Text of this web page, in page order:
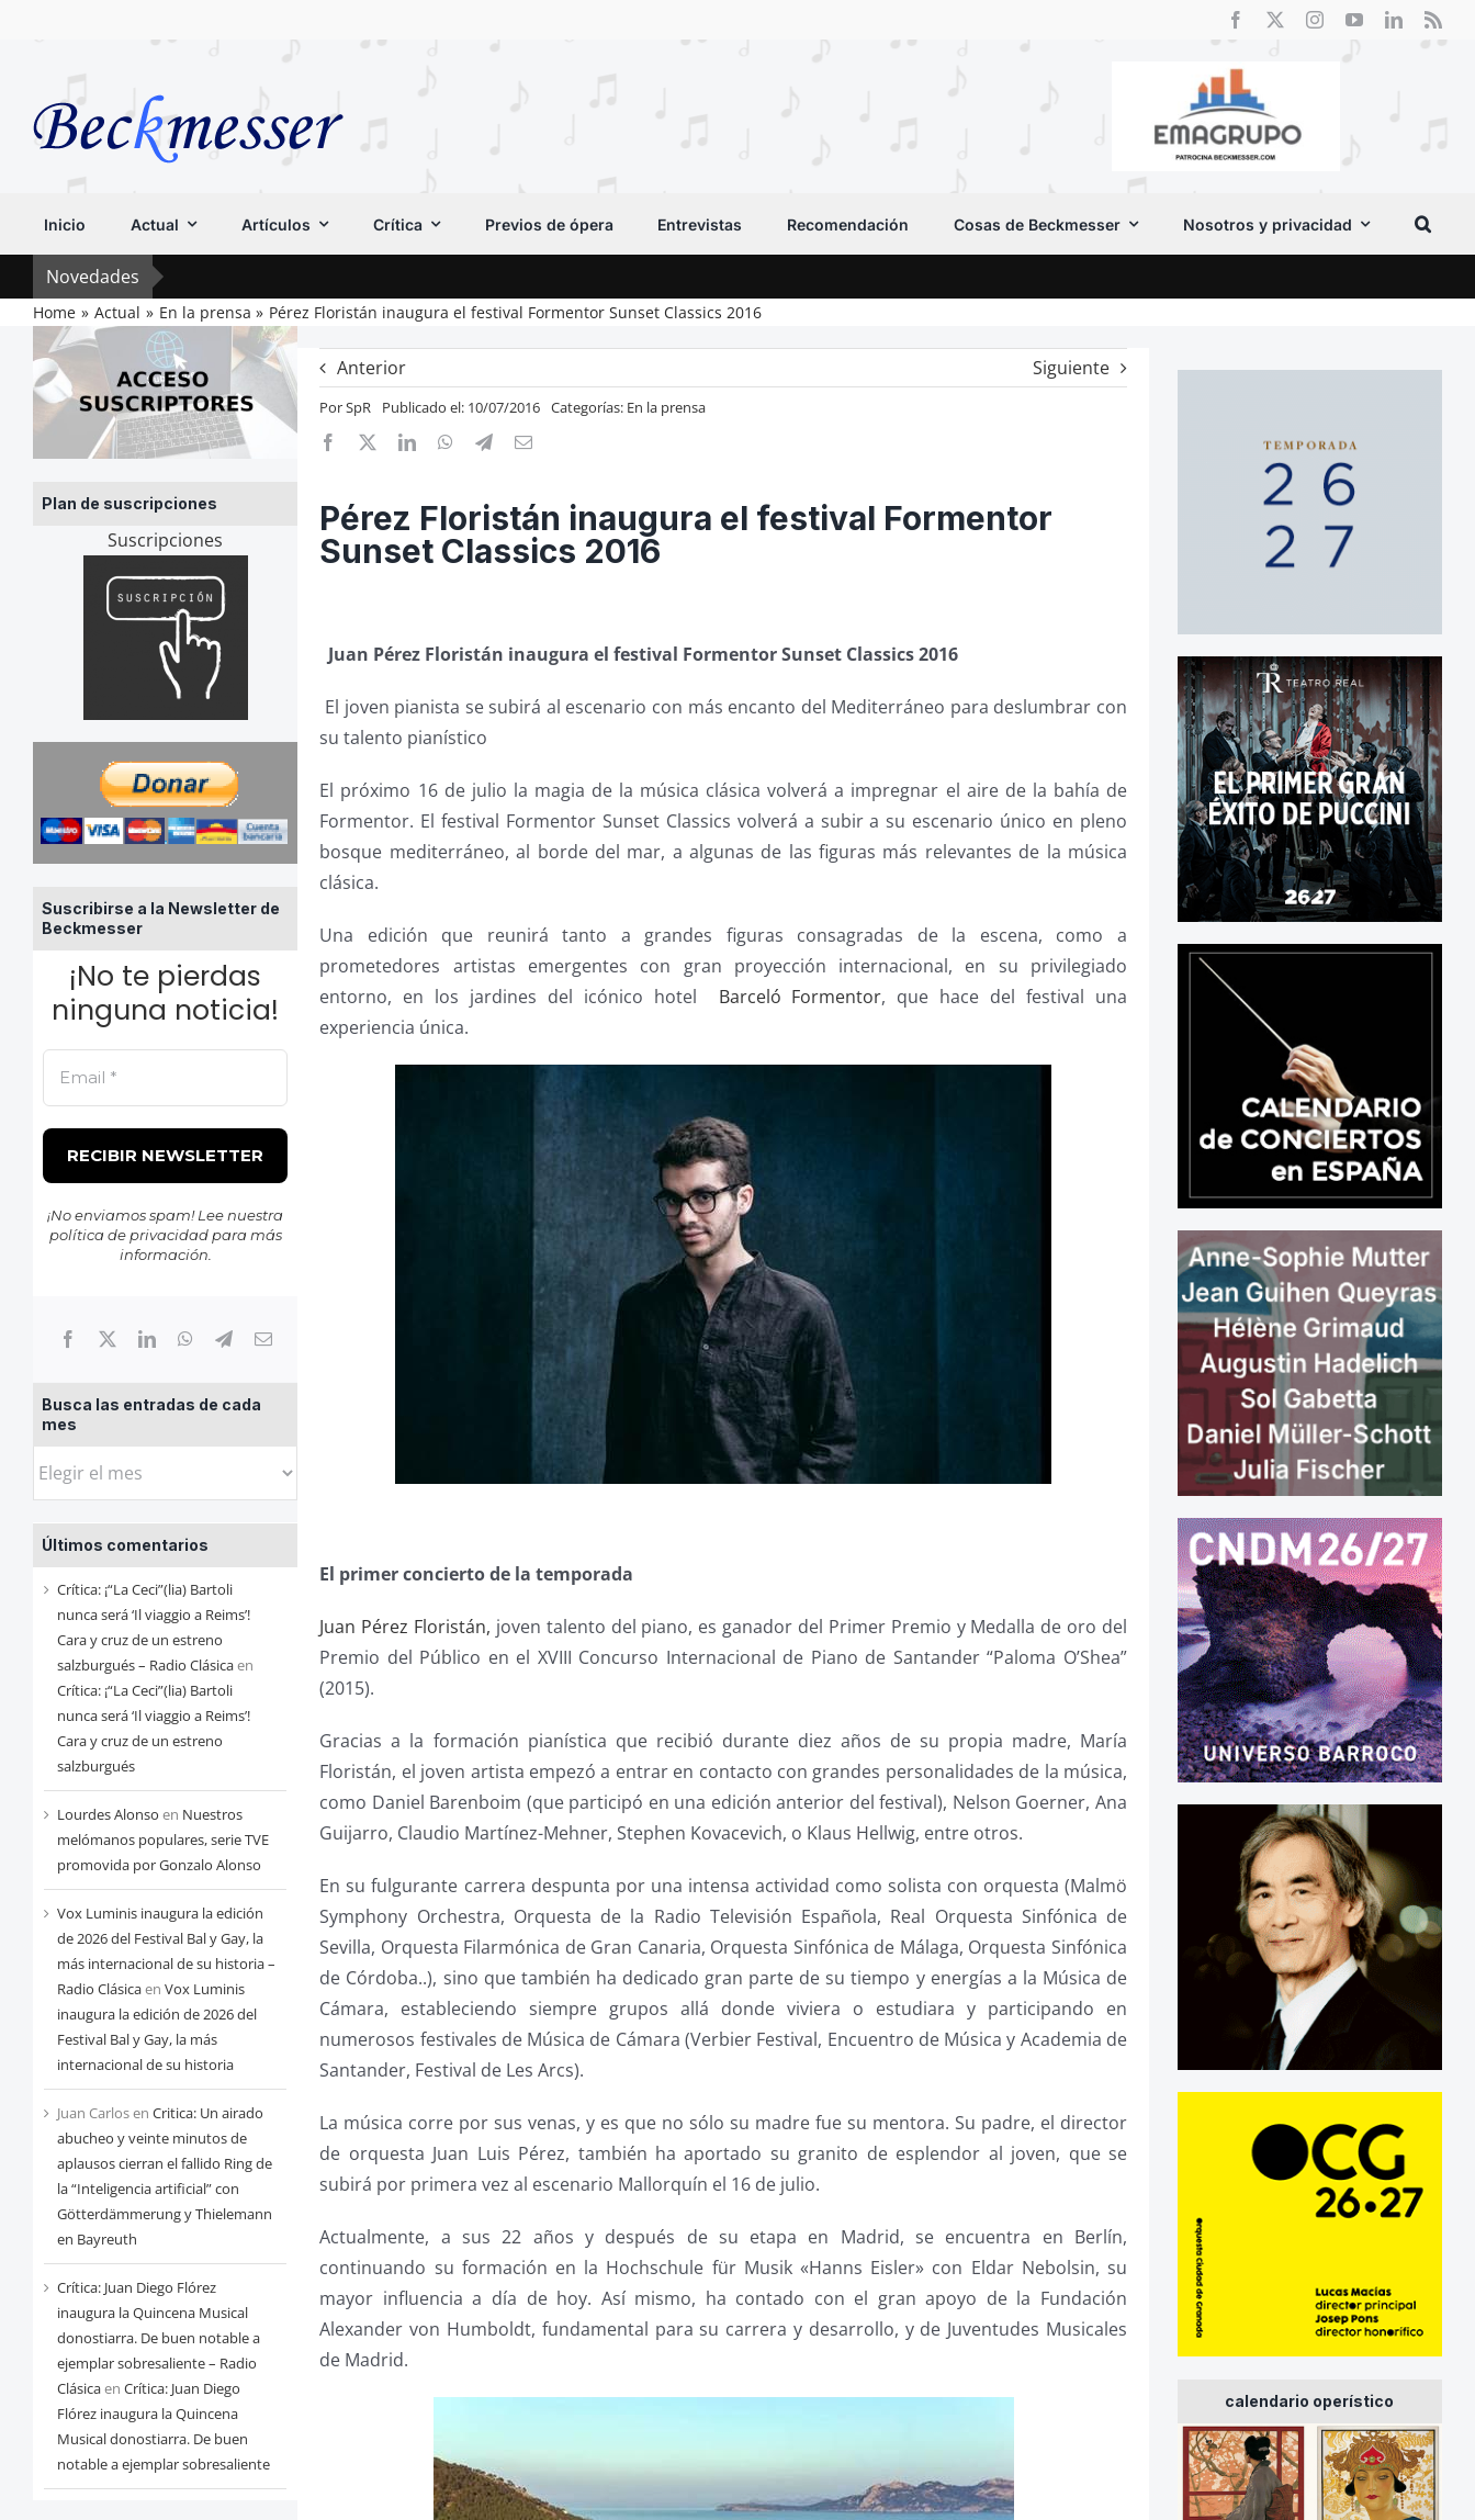
Inicio Actual Artículos Crítica Previos de ópera Entrevistas Recomendación Cosas de Beckmesser Nosotros y privacidad
Novedades
Home Actual En la prensa Pérez Floristán inaugura el festival Formentor Sunset Classics 2016
Plan de suscripciones
Suscripciones
Suscribirse a la Newsletter de
Beckmesser
¡No te pierdas
ninguna noticia!
¡No enviamos spam! Lee nuestra
política de privacidadpara más
información.
Busca las entradas de cada
mes
Busca
entradas
de
cada
mes
Últimos comentarios
Crítica: ¡“La Ceci”(lia) Bartoli
nunca será ‘Il viaggio a Reims’!
Cara y cruz de un estreno
salzburgués – Radio Clásicaen
Crítica: ¡“La Ceci”(lia) Bartoli
nunca será ‘Il viaggio a Reims’!
Cara y cruz de un estreno
salzburgués
Lourdes Alonso en Nuestros
melómanos populares, serie TVE
promovida por Gonzalo Alonso
Vox Luminis inaugura la edición
de 2026 del Festival Bal y Gay, la
más internacional de su historia –
Radio Clásicaen Vox Luminis
inaugura la edición de 2026 del
Festival Bal y Gay, la más
internacional de su historia
Juan Carlosen Critica: Un airado
abucheo y veinte minutos de
aplausos cierran el fallido Ring de
la “Inteligencia artificial” con
Götterdämmerung y Thielemann
en Bayreuth
Crítica: Juan Diego Flórez
inaugura la Quincena Musical
donostiarra. De buen notable a
ejemplar sobresaliente – Radio
Clásicaen Crítica: Juan Diego
Flórez inaugura la Quincena
Musical donostiarra. De buen
notable a ejemplar sobresaliente
Anterior Siguiente
PorSpR Publicado el: 10/07/2016 Categorías: En la prensa
Pérez Floristán inaugura el festival Formentor
Sunset Classics 2016
Juan Pérez Floristán inaugura el festival Formentor Sunset Classics 2016
El joven pianista se subirá al escenario con más encanto del Mediterráneo para deslumbrar con
su talento pianístico
El próximo 16 de julio la magia de la música clásica volverá a impregnar el aire de la bahía de
Formentor. El festival Formentor Sunset Classics volverá a subir a su escenario único en pleno
bosque mediterráneo, al borde del mar, a algunas de las figuras más relevantes de la música
clásica.
Una edición que reunirá tanto a grandes figuras consagradas de la escena, como a
prometedores artistas emergentes con gran proyección internacional, en su privilegiado
entorno, en los jardines del icónico hotel Barceló Formentor, que hace del festival una
experiencia única.
El primer concierto de la temporada
Juan Pérez Floristán, joven talento del piano, es ganador del Primer Premio y Medalla de oro del
Premio del Público en el XVIII Concurso Internacional de Piano de Santander “Paloma O’Shea”
(2015).
Gracias a la formación pianística que recibió durante diez años de su propia madre, María
Floristán, el joven artista empezó a entrar en contacto con grandes personalidades de la música,
como Daniel Barenboim (que participó en una edición anterior del festival), Nelson Goerner, Ana
Guijarro, Claudio Martínez-Mehner, Stephen Kovacevich, o Klaus Hellwig, entre otros.
En su fulgurante carrera despunta por una intensa actividad como solista con orquesta (Malmö
Symphony Orchestra, Orquesta de la Radio Televisión Española, Real Orquesta Sinfónica de
Sevilla, Orquesta Filarmónica de Gran Canaria, Orquesta Sinfónica de Málaga, Orquesta Sinfónica
de Córdoba..), sino que también ha dedicado gran parte de su tiempo y energías a la Música de
Cámara, estableciendo siempre grupos allá donde viviera o estudiara y participando en
numerosos festivales de Música de Cámara (Verbier Festival, Encuentro de Música y Academia de
Santander, Festival de Les Arcs).
La música corre por sus venas, y es que no sólo su madre fue su mentora. Su padre, el director
de orquesta Juan Luis Pérez, también ha aportado su granito de esplendor al joven, que se
subirá por primera vez al escenario Mallorquín el 16 de julio.
Actualmente, a sus 22 años y después de su etapa en Madrid, se encuentra en Berlín,
continuando su formación en la Hochschule für Musik «Hanns Eisler» con Eldar Nebolsin, su
mayor influencia a día de hoy. Así mismo, ha contado con el gran apoyo de la Fundación
Alexander von Humboldt, fundamental para su carrera y desarrollo, y de Juventudes Musicales
de Madrid.
calendario operístico